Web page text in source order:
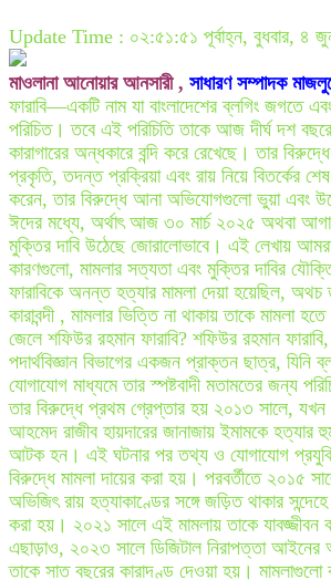
Update Time : ০২:৫১:৫১ পূর্বাহ্ন, বুধবার, ৪
মাওলানা আনোয়ার আনসারী , সাধারণ সম্পাদক
ফারাবি—একটি নাম যা বাংলাদেশের ব্লগিং জগতে
পরিচিত। তবে এই পরিচিতি তাকে আজ দীর্ঘ দশ
কারাগারের অন্ধকারে বন্দি করে রেখেছে। তার
প্রকৃতি, তদন্ত প্রক্রিয়া এবং রায় নিয়ে বিতর্কের
করেন, তার বিরুদ্ধে আনা অভিযোগগুলো ভুয়া এবং
ঈদের মধ্যে, অর্থাৎ আজ ৩০ মার্চ ২০২৫ অথবা
মুক্তির দাবি উঠেছে জোরালোভাবে। এই লেখায়
কারণগুলো, মামলার সত্যতা এবং মুক্তির দাবির
ফারাবিকে অনন্ত হত্যার মামলা দেয়া হয়েছিল, অথচ
কারাবন্দী , মামলার ভিত্তি না থাকায় তাকে মামলা
জেলে শফিউর রহমান ফারাবি? শফিউর রহমান ফারাবি,
পদার্থবিজ্ঞান বিভাগের একজন প্রাক্তন ছাত্র, যিনি
যোগাযোগ মাধ্যমে তার স্পষ্টবাদী মতামতের জন্য
তার বিরুদ্ধে প্রথম গ্রেপ্তার হয় ২০১৩ সালে, যখন
আহমেদ রাজীব হায়দারের জানাজায় ইমামকে হত্যার
আটক হন। এই ঘটনার পর তথ্য ও যোগাযোগ
বিরুদ্ধে মামলা দায়ের করা হয়। পরবর্তীতে ২০১৫
অভিজিৎ রায় হত্যাকাণ্ডের সঙ্গে জড়িত থাকার
করা হয়। ২০২১ সালে এই মামলায় তাকে যাবজ্জীবন
এছাড়াও, ২০২৩ সালে ডিজিটাল নিরাপত্তা আইনের
তাকে সাত বছরের কারাদণ্ড দেওয়া হয়।